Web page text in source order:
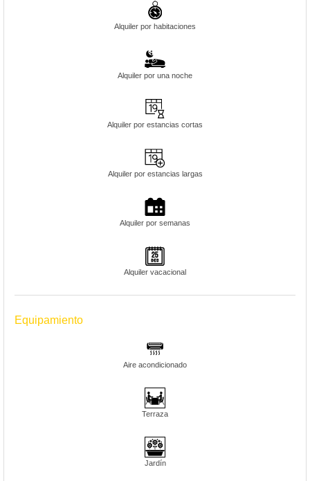
Alquiler por habitaciones
Alquiler por una noche
Alquiler por estancias cortas
Alquiler por estancias largas
Alquiler por semanas
Alquiler vacacional
Equipamiento
Aire acondicionado
Terraza
Jardín